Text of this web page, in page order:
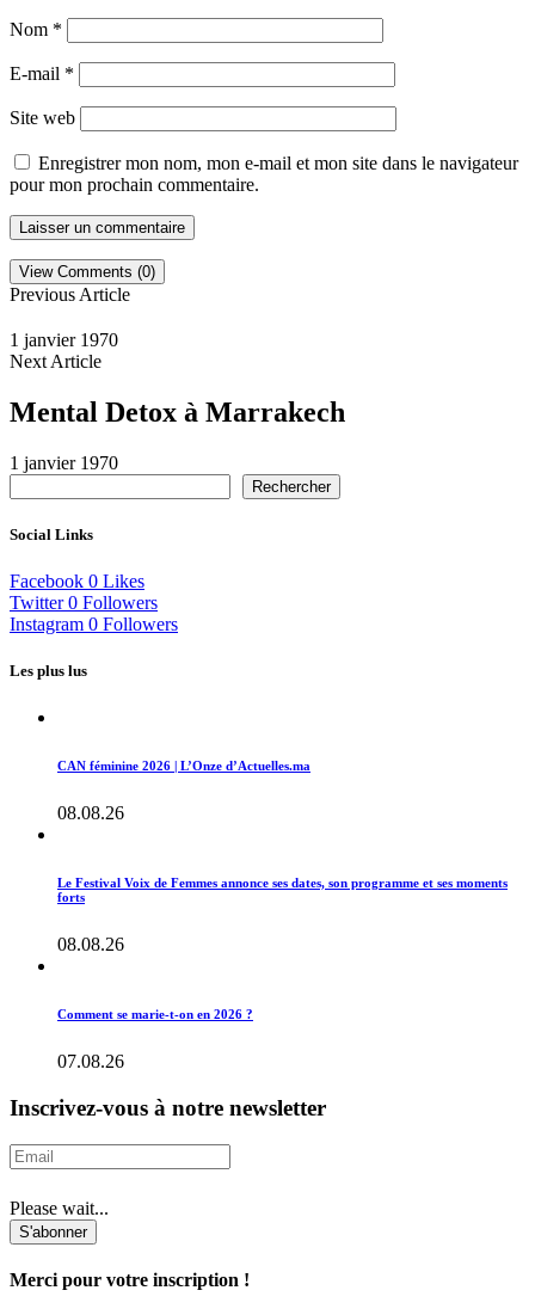
Nom *
E-mail *
Site web
Enregistrer mon nom, mon e-mail et mon site dans le navigateur
pour mon prochain commentaire.
View Comments (0)
Previous Article
1 janvier 1970
Next Article
Mental Detox à Marrakech
1 janvier 1970
Rechercher
Social Links
Facebook 0 Likes
Twitter 0 Followers
Instagram 0 Followers
Les plus lus
CAN féminine 2026 | L’Onze d’Actuelles.ma
08.08.26
Le Festival Voix de Femmes annonce ses dates, son programme et ses moments
forts
08.08.26
Comment se marie-t-on en 2026 ?
07.08.26
Inscrivez-vous à notre newsletter
Please wait...
S'abonner
Merci pour votre inscription !